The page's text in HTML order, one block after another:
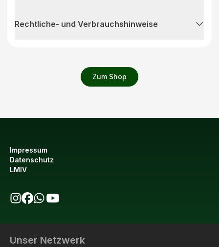
Zum Shop
Rechtliche- und Verbrauchshinweise
Impressum
Datenschutz
LMIV
Unser Netzwerk